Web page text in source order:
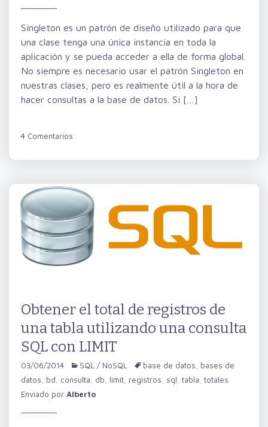
Singleton es un patrón de diseño utilizado para que
una clase tenga una única instancia en toda la
aplicación y se pueda acceder a ella de forma global.
No siempre es necesario usar el patrón Singleton en
nuestras clases, pero es realmente útil a la hora de
hacer consultas a la base de datos. Si […]
4 Comentarios
Obtener el total de registros de
una tabla utilizando una consulta
SQL con LIMIT
03/06/2014 SQL / NoSQL base de datos
bases de
datos
bd consulta db limit registros sql tabla totales
Enviado por Alberto